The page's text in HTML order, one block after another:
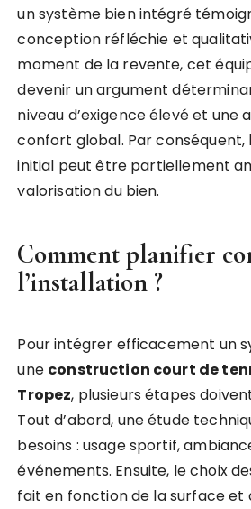
un système bien intégré
conception réfléchie et
moment de la revente, cet
devenir un argument
niveau d’exigence élevé et
confort global. Par conséquent,
initial peut être partiellement
valorisation du bien.
Comment planifier
l’installation ?
Pour intégrer efficacement un
une construction court de
Tropez, plusieurs étapes
Tout d’abord, une étude
besoins : usage sportif,
événements. Ensuite, le choix
fait en fonction de la surface et